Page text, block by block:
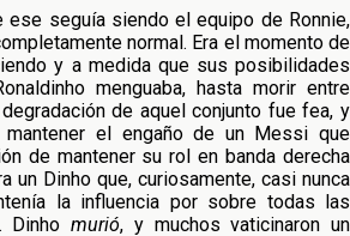
ese seguía siendo el equipo de Ronnie,
normal. Era el momento de
y a medida que sus posibilidades
menguaba, hasta morir entre
de aquel conjunto fue fea, y
el engaño de un Messi que
de mantener su rol en banda derecha
un Dinho que, curiosamente, casi nunca
la influencia por sobre todas las
Dinho murió, y muchos vaticinaron un